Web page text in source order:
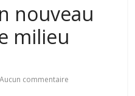
nouveau
milieu
Aucun commentaire